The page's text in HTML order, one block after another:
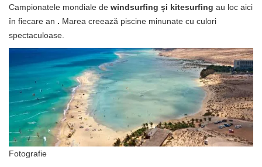
Campionatele mondiale de windsurfing și kitesurfing au loc aici
în fiecare an . Marea creează piscine minunate cu culori
spectaculoase.
Fotografie